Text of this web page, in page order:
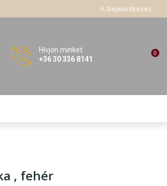
Bejelentkezés
Hívjon minket
+36 30 336 8141
0
, fehér